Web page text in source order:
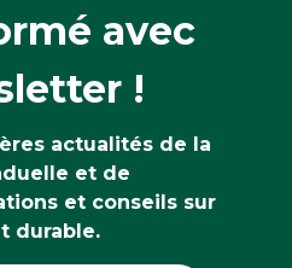
avec
!
actualités de la
et de
et conseils sur
durable.